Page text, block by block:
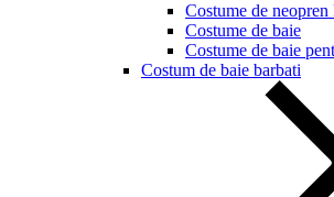
Costume de
Costume de baie
Costume de baie
Costum de baie barbati